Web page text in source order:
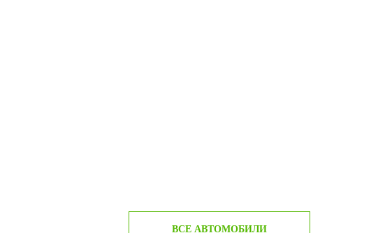
ВСЕ АВТОМОБИЛИ